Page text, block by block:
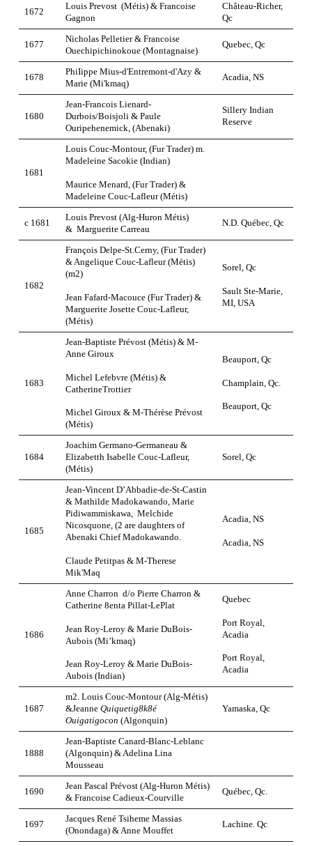
1672
Louis Prevost (Métis) & Francoise
Gagnon
Château-Richer,
Qc
1677
Nicholas Pelletier & Francoise
Ouechipichinokoue (Montagnaise)
Quebec, Qc
1678
PhiIippe Mius-d'Entremont-d'Azy &
Marie (Mi'kmaq)
Acadia, NS
1680
Jean-Francois Lienard-
Durbois/Boisjoli & Paule
Ouripehenemick, (Abenaki)
Sillery Indian
Reserve
1681
Louis Couc-Montour, (Fur Trader) m.
Madeleine Sacokie (Indian)
Maurice Menard, (Fur Trader) &
Madeleine Couc-Lafleur (Métis)
c 1681
Louis Prevost (Alg-Huron Métis)
& Marguerite Carreau
N.D. Québec, Qc
1682
François Delpe-St.Cerny, (Fur Trader)
& Angelique Couc-Lafleur (Métis)
(m2)
Jean Fafard-Macouce (Fur Trader) &
Marguerite Josette Couc-Lafleur,
(Métis)
Sorel, Qc
Sault Ste-Marie,
MI, USA
1683
Jean-Baptiste Prévost (Métis) & M-
Anne Giroux
Michel Lefebvre (Métis) &
CatherineTrottier
Michel Giroux & M-Thérèse Prévost
(Métis)
Beauport, Qc
Champlain, Qc.
Beauport, Qc
1684
Joachim Germano-Germaneau &
Elizabetth Isabelle Couc-Lafleur,
(Métis)
Sorel, Qc
1685
Jean-Vincent D’Abbadie-de-St-Castin
& Mathilde Madokawando, Marie
Pidiwammiskawa, Melchide
Nicosquone, (2 are daughters of
Abenaki Chief Madokawando.
Claude Petitpas & M-Therese
Mik'Maq
Acadia, NS
Acadia, NS
1686
Anne Charron d/o Pierre Charron &
Catherine 8enta Pillat-LePlat
Jean Roy-Leroy & Marie DuBois-
Aubois (Mi’kmaq)
Jean Roy-Leroy & Marie DuBois-
Aubois (Indian)
Quebec
Port Royal,
Acadia
Port Royal,
Acadia
1687
m2. Louis Couc-Montour (Alg-Métis)
&Jeanne Quiquetig8k8é
Ouigatigocon (Algonquin)
Yamaska, Qc
1888
Jean-Baptiste Canard-Blanc-Leblanc
(Algonquin) & Adelina Lina
Mousseau
1690
Jean Pascal Prévost (Alg-Huron Métis)
& Francoise Cadieux-Courville
Québec, Qc.
1697
Jacques René Tsiheme Massias
(Onondaga) & Anne Mouffet
Lachine. Qc